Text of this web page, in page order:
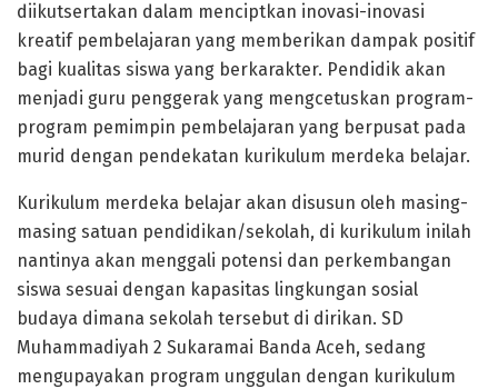
diikutsertakan dalam menciptkan inovasi-inovasi
kreatif pembelajaran yang memberikan dampak positif
bagi kualitas siswa yang berkarakter. Pendidik akan
menjadi guru penggerak yang mengcetuskan program-
program pemimpin pembelajaran yang berpusat pada
murid dengan pendekatan kurikulum merdeka belajar.
Kurikulum merdeka belajar akan disusun oleh masing-
masing satuan pendidikan/sekolah, di kurikulum inilah
nantinya akan menggali potensi dan perkembangan
siswa sesuai dengan kapasitas lingkungan sosial
budaya dimana sekolah tersebut di dirikan. SD
Muhammadiyah 2 Sukaramai Banda Aceh, sedang
mengupayakan program unggulan dengan kurikulum